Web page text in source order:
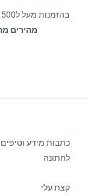
בהזמנות מעל ל500 ₪ לכל חלקי הארץ, עד 3 ימי עסקים.
מהירים
כתבות מידע וטיפים
לחתונה
קצת עלי